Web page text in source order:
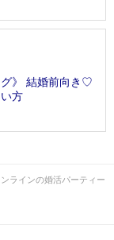
グ》 結婚前向き♡
方
ンラインの婚活パーティー